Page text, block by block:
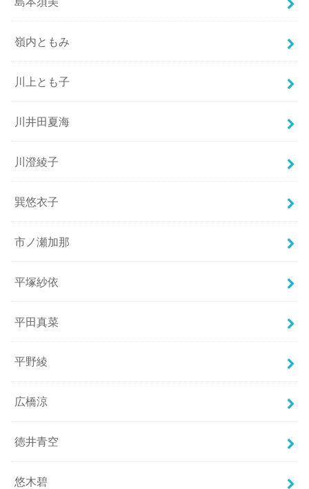
嶺内ともみ
川上とも子
川井田夏海
川澄綾子
巽悠衣子
市ノ瀬加那
平塚紗依
平田真菜
平野綾
広橋涼
徳井青空
悠木碧